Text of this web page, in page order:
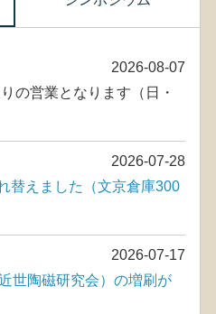
2026-08-07
の営業となります（日・
2026-07-28
えました（文京倉庫300
2026-07-17
世陶磁研究会）の増刷が